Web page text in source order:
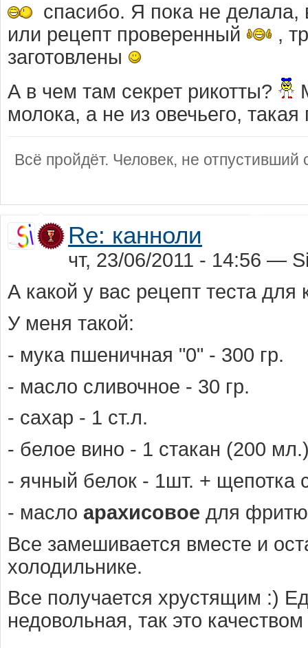
спасибо. Я пока не
или рецепт проверенный
,
заготовлены
А в чем там секрет рикотты?
молока, а не из овечьего, такая
Всё пройдёт. Человек, не отпустивший
Re: канноли
чт, 23/06/2011 - 14:56 —
А какой у вас рецепт теста для
У меня такой:
- мука пшеничная "0" - 300 гр.
- масло сливочное - 30 гр.
- сахар - 1 ст.л.
- белое вино - 1 стакан (200
- ячный белок - 1шт. + щепотка
- масло арахисовое для
Все замешивается вместе и
холодильнике.
Все получается хрустящим :)
недовольная, так это